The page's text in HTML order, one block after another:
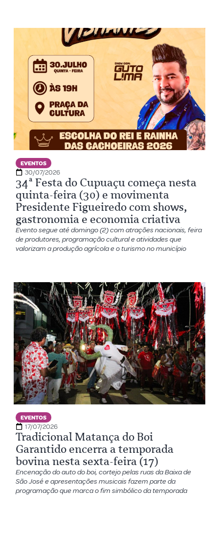
EVENTOS
30/07/2026
34ª Festa do Cupuaçu começa nesta
quinta-feira (30) e movimenta
Presidente Figueiredo com shows,
gastronomia e economia criativa
Evento segue até domingo (2) com atrações nacionais, feira
de produtores, programação cultural e atividades que
valorizam a produção agrícola e o turismo no município
EVENTOS
17/07/2026
Tradicional Matança do Boi
Garantido encerra a temporada
bovina nesta sexta-feira (17)
Encenação do auto do boi, cortejo pelas ruas da Baixa de
São José e apresentações musicais fazem parte da
programação que marca o fim simbólico da temporada